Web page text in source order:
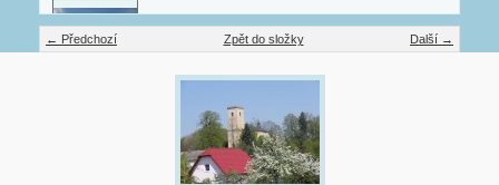
← Předchozí Další →
Zpět do složky